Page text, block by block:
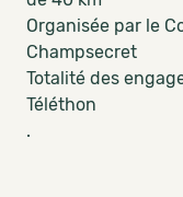
Organisée par le
Champsecret
Totalité des
Téléthon
.